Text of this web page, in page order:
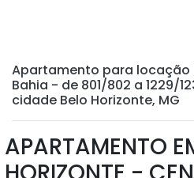
Apartamento para locação
Bahia - de 801/802 a 1229/
cidade Belo Horizonte, MG
APARTAMENTO